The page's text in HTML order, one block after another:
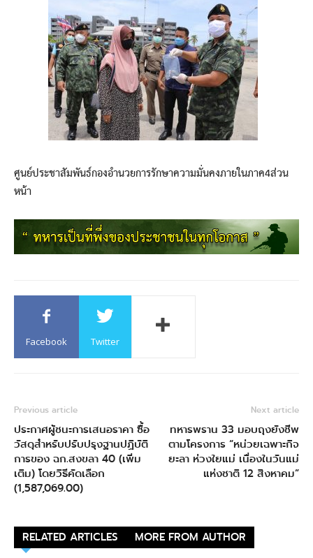
ศูนย์ประชาสัมพันธ์กองอำนวยการรักษาความมั่นคงภายในภาค4ส่วน
หน้า
Facebook Twitter
Previous article
ประกาศผู้ชนะการเสนอราคา ซื้อ
วัสดุสำหรับปรับปรุงฐานปฏิบัติ
การของ ฉก.สงขลา 40 (เพิ่ม
เติม) โดยวิธีคัดเลือก
(1,587,069.00)
Next article
ทหารพราน 33 มอบถุงยังชีพ
ตามโครงการ “หน่วยเฉพาะกิจ
ยะลา ห่วงใยแม่ เนื่องในวันแม่
แห่งชาติ 12 สิงหาคม”
RELATED ARTICLES MORE FROM AUTHOR